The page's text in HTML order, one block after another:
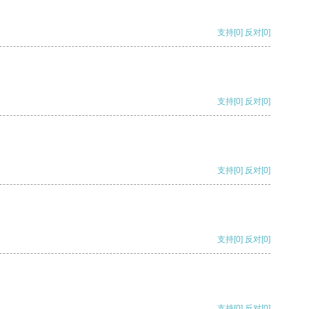
支持[0] 反对[0]
支持[0] 反对[0]
支持[0] 反对[0]
支持[0] 反对[0]